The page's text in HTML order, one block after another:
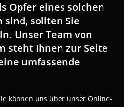
Opfer eines solchen
sind, sollten Sie
Unser Team von
steht Ihnen zur Seite
umfassende
können uns über unser Online-